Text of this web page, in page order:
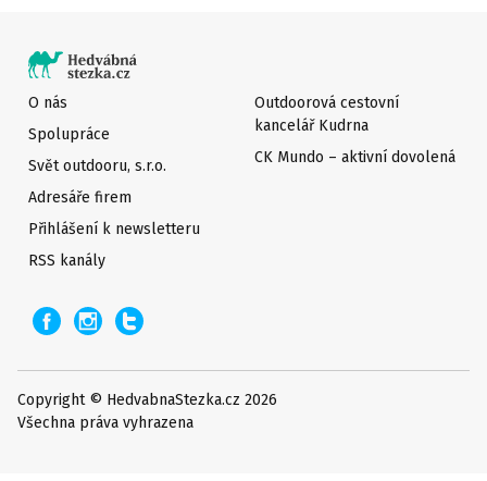
O nás
Spolupráce
Svět outdooru, s.r.o.
Adresáře firem
Přihlášení k newsletteru
Outdoorová cestovní
kancelář Kudrna
CK Mundo – aktivní dovolená
RSS kanály
Copyright © HedvabnaStezka.cz 2026
Všechna práva vyhrazena